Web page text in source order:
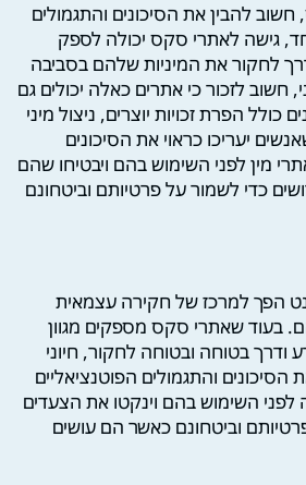
להבין את הסיכונים והתגמולים
גישה לאתרי סקס יכולה לספק
לחקור את המיניות שלהם בסביבה
חשוב לזכור כי אתרים כאלה יכולים גם
כולל הפרת זכויות יוצרים, ניצול מיני
יעריכו כראוי את הסיכונים
מין לפני השימוש בהם ויבטיחו שהם
כדי לשמור על פרטיותם וביטחונם
הפך למרכז של חקירה עצמאית
בעוד שאתרי סקס מספקים מגוון
ודרך בטוחה ובטוחה לחקור, חיוני
הסיכונים והתגמולים הפוטנציאליים
השימוש בהם וינקטו את הצעדים
וביטחונם כאשר הם עושים